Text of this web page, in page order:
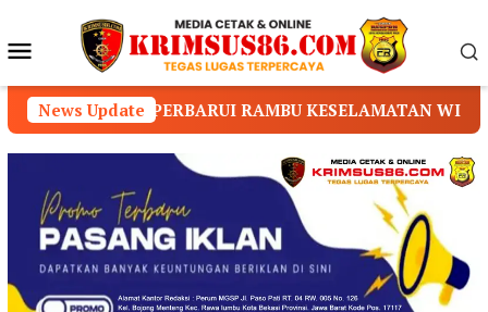
konten Menu
Mobile
News Update
RAMBU KESELAMATAN WISATA Dua Rumah